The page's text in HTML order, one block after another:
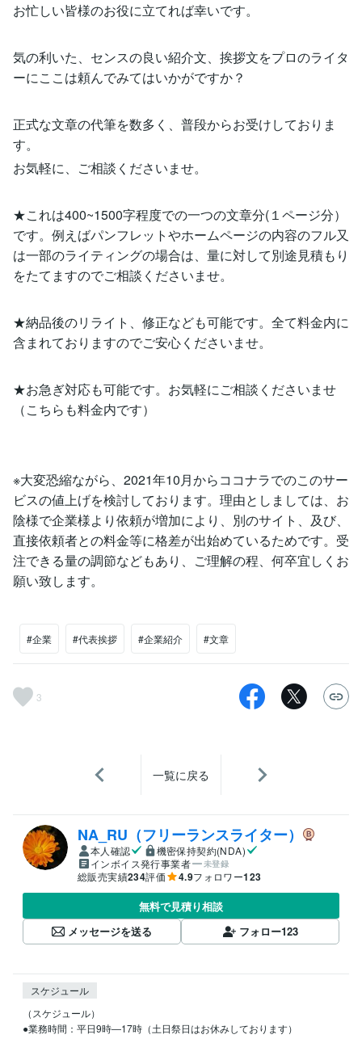
お忙しい皆様のお役に立てれば幸いです。
気の利いた、センスの良い紹介文、挨拶文をプロのライタ
ーにここは頼んでみてはいかがですか？
正式な文章の代筆を数多く、普段からお受けしておりま
す。
お気軽に、ご相談くださいませ。
★これは400~1500字程度での一つの文章分(１ページ分）
です。例えばパンフレットやホームページの内容のフル又
は一部のライティングの場合は、量に対して別途見積もり
をたてますのでご相談くださいませ。
★納品後のリライト、修正なども可能です。全て料金内に
含まれておりますのでご安心くださいませ。
★お急ぎ対応も可能です。お気軽にご相談くださいませ
（こちらも料金内です）
※大変恐縮ながら、2021年10月からココナラでのこのサー
ビスの値上げを検討しております。理由としましては、お
陰様で企業様より依頼が増加により、別のサイト、及び、
直接依頼者との料金等に格差が出始めているためです。受
注できる量の調節などもあり、ご理解の程、何卒宜しくお
願い致します。
#企業 #代表挨拶 #企業紹介 #文章
3
一覧に戻る
NA_RU（フリーランスライター）
本人確認
機密保持契約(NDA)
インボイス発行事業者
未登録
総販売実績234評価 4.9フォロワー123
無料で見積り相談
メッセージを送る
フォロー123
スケジュール
（スケジュール）
●業務時間：平日9時―17時（土日祭日はお休みしております）